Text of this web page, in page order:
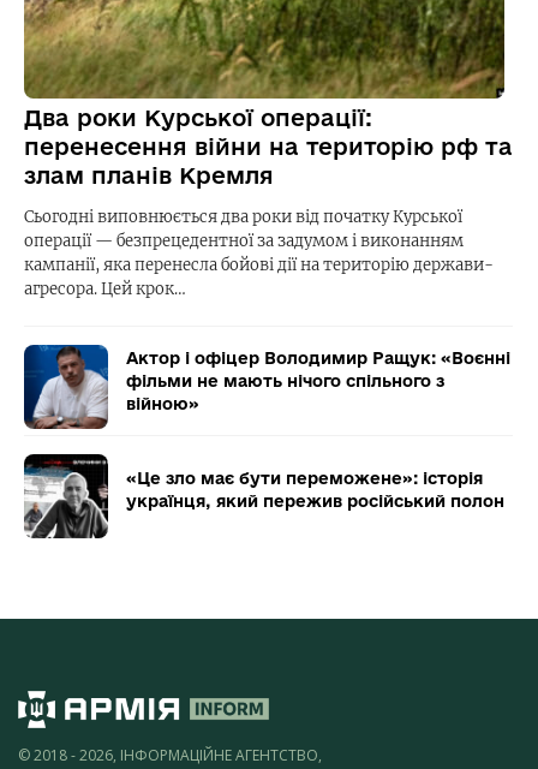
Два роки Курської операції:
перенесення війни на територію рф та
злам планів Кремля
Сьогодні виповнюється два роки від початку Курської
операції — безпрецедентної за задумом і виконанням
кампанії, яка перенесла бойові дії на територію держави-
агресора. Цей крок…
Актор і офіцер Володимир Ращук: «Воєнні
фільми не мають нічого спільного з
війною»
«Це зло має бути переможене»: історія
українця, який пережив російський полон
© 2018 - 2026, ІНФОРМАЦІЙНЕ АГЕНТСТВО,